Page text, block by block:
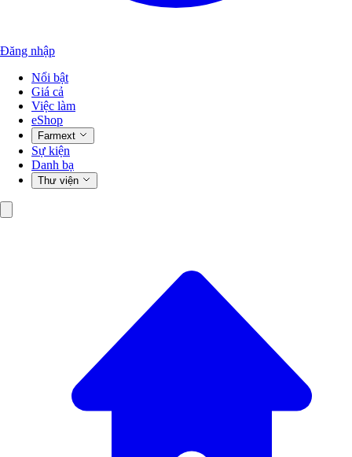
Đăng nhập
Nổi bật
Giá cả
Việc làm
eShop
Farmext
Sự kiện
Danh bạ
Thư viện